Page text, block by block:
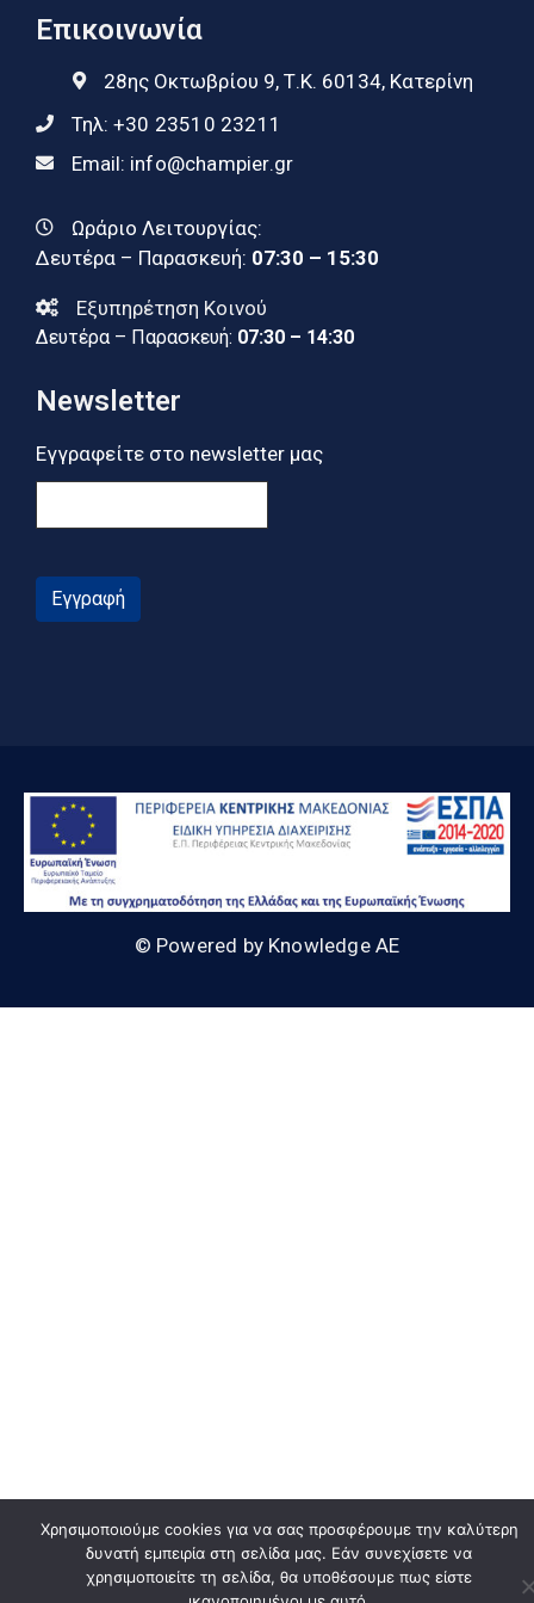
Επικοινωνία
28ης Οκτωβρίου 9, Τ.Κ. 60134, Κατερίνη
Τηλ: +30 23510 23211
Email: info@champier.gr
Ωράριο Λειτουργίας:
Δευτέρα – Παρασκευή: 07:30 – 15:30
Εξυπηρέτηση Κοινού
Δευτέρα – Παρασκευή: 07:30 – 14:30
Newsletter
Εγγραφείτε στο newsletter μας
Εγγραφή
© Powered by Knowledge AE
Χρησιμοποιούμε cookies για να σας προσφέρουμε την καλύτερη
δυνατή εμπειρία στη σελίδα μας. Εάν συνεχίσετε να
χρησιμοποιείτε τη σελίδα, θα υποθέσουμε πως είστε